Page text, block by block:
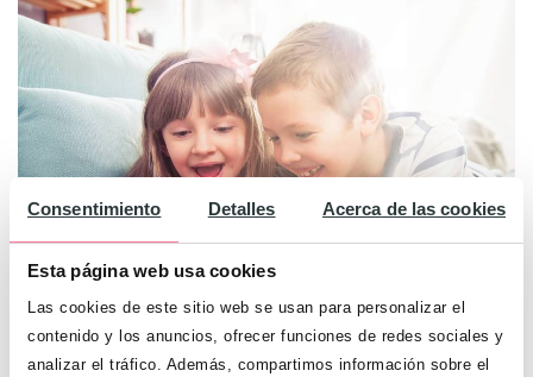
Consentimiento Detalles Acerca de las cookies
Esta página web usa cookies
Las cookies de este sitio web se usan para personalizar el
contenido y los anuncios, ofrecer funciones de redes sociales y
analizar el tráfico. Además, compartimos información sobre el
Consejos para proteger a tus hijos en las